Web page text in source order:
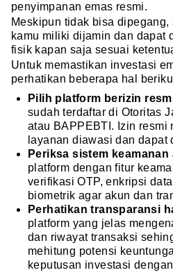
penyimpanan emas resmi.
Meskipun tidak bisa
kamu miliki dijamin dan dapat
fisik kapan saja sesuai
Untuk memastikan investasi
perhatikan beberapa hal
Pilih platform berizin
sudah terdaftar di Otoritas
atau BAPPEBTI. Izin resmi
layanan diawasi dan
Periksa sistem keamanan
platform dengan fitur
verifikasi OTP, enkripsi
biometrik agar akun dan
Perhatikan transparansi
platform yang jelas
dan riwayat transaksi
mehitung potensi
keputusan investasi